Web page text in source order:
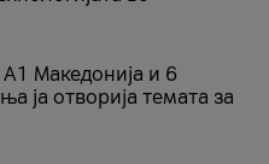
A1 Македонија и 6
ја отворија темата за